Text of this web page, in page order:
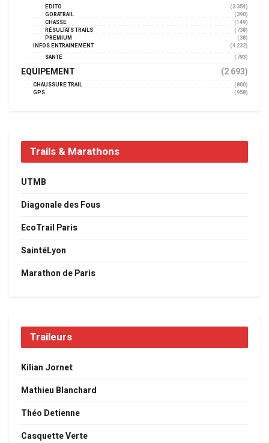
EDITO
(3 354)
GORATRAIL
(390)
CHASSE
(149)
RÉSULTATS TRAILS
(738)
PREMIUM
(38)
INFOS ENTRAINEMENT
(4 232)
SANTÉ
(793)
EQUIPEMENT (2 693)
CHAUSSURE TRAIL
(800)
GPS
(958)
Trails & Marathons
UTMB
Diagonale des Fous
EcoTrail Paris
SaintéLyon
Marathon de Paris
Traileurs
Kilian Jornet
Mathieu Blanchard
Théo Detienne
Casquette Verte